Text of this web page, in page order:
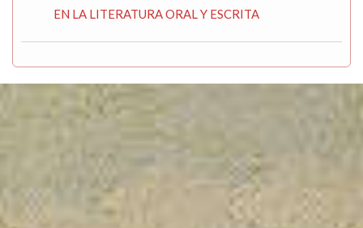
EN LA LITERATURA ORAL Y ESCRITA